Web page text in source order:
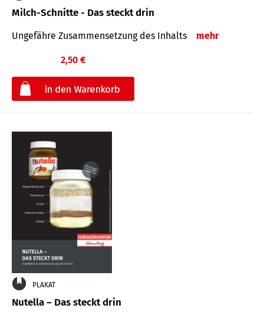
Milch-Schnitte - Das steckt drin
Ungefähre Zu­sammen­setzung des Inhalts mehr
2,50 €
PLAKAT
Nutella – Das steckt drin